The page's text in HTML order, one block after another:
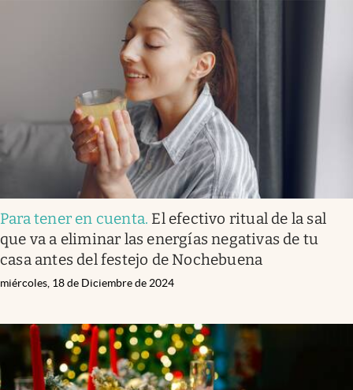
Para tener en cuenta. El efectivo ritual de la sal
que va a eliminar las energías negativas de tu
casa antes del festejo de Nochebuena
miércoles, 18 de Diciembre de 2024